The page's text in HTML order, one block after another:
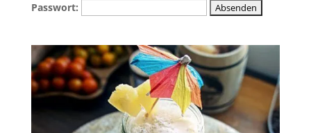
Passwort: